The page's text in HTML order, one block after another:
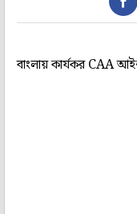
বাংলায় কার্যকর CAA